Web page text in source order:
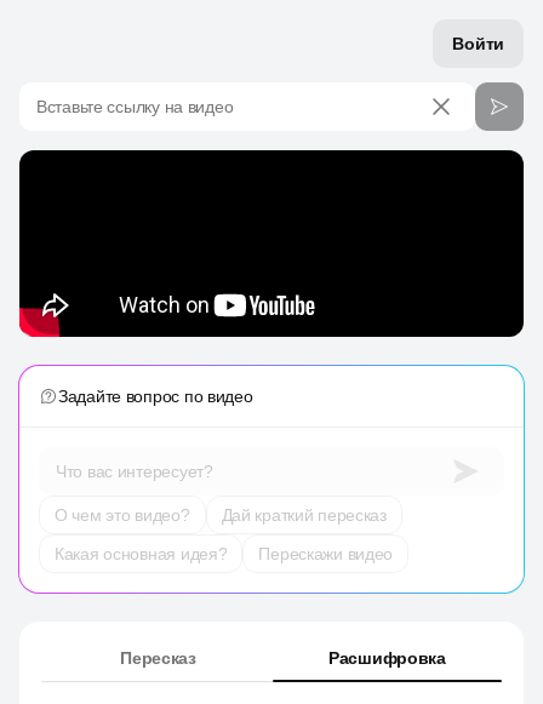
Войти
Вставьте ссылку на видео
Задайте вопрос по видео
Что вас интересует?
О чем это видео?
Дай краткий пересказ
Какая основная идея?
Перескажи видео
Пересказ Расшифровка